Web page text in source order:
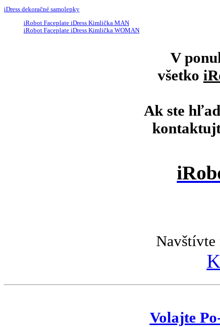
iDress dekoračné samolepky
iRobot Faceplate iDress Kimlička MAN
iRobot Faceplate iDress Kimlička WOMAN
V
všetko
Ak ste
Navštívte
Volajte